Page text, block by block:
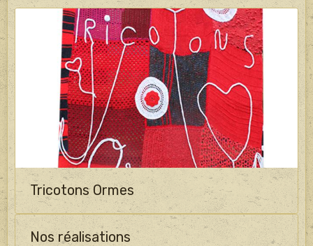
Tricotons Ormes
Nos réalisations